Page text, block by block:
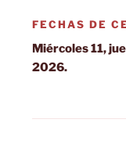
FECHAS DE
Miércoles 11,
2026.